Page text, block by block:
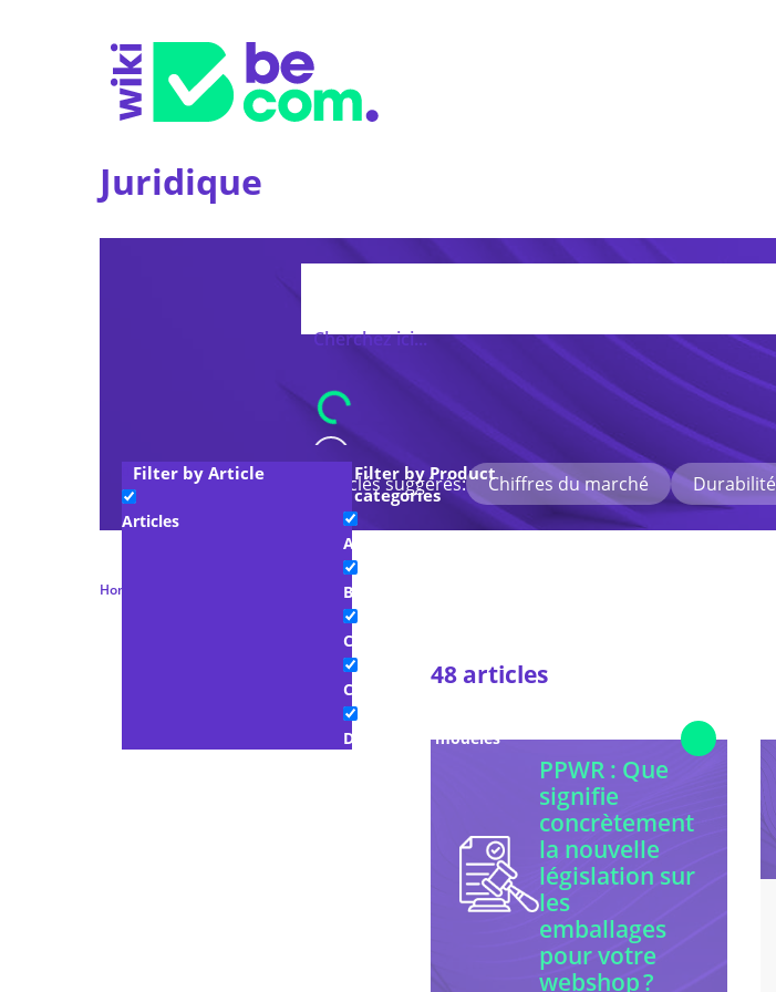
Juridique
Filter by Article
Articles
Filter by Product
categories
Advocacy & Legal
Blogs
Communiqués de presse
Company Interview
Documents modèles
Member Toolkit
Mots-clés suggérés: Chiffres du marché Durabilité
Home
48 articles
PPWR : Que
signifie
concrètement
la nouvelle
législation sur
les
emballages
pour votre
webshop ?